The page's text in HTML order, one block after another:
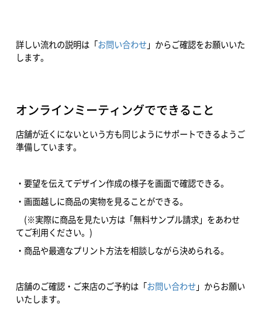
詳しい流れの説明は「 お問い合わせ 」からご確認をお願いいた
します。
オンラインミーティングでできること
店舗が近くにないという方も同じようにサポートできるようご
準備しています。
・要望を伝えてデザイン作成の様子を画面で確認できる。
・画面越しに商品の実物を見ることができる。
(※実際に商品を見たい方は「無料サンプル請求」をあわせ
てご利用ください。)
・商品や最適なプリント方法を相談しながら決められる。
店舗のご確認・ご来店のご予約は「 お問い合わせ 」からお願い
いたします。